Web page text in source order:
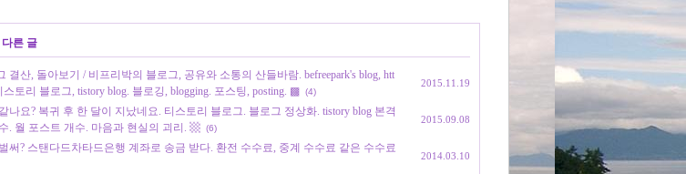
른 글
결산, 돌아보기 / 비프리박의 블로그, 공유와 소통의 산들바람. befreepark's blog, htt
스토리 블로그, tistory blog. 블로깅, blogging. 포스팅, posting. ▩ (4)
2015.11.19
요? 복귀 후 한 달이 지났네요. 티스토리 블로그. 블로그 정상화. tistory blog 본격
. 월 포스트 개수. 마음과 현실의 괴리. ▩ (6)
2015.09.08
써? 스탠다드차타드은행 계좌로 송금 받다. 환전 수수료, 중계 수수료 같은 수수료
2014.03.10